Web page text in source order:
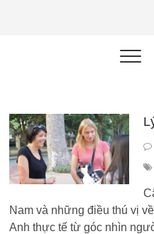
Nam và những điều thú vị
Anh thực tế từ góc nhìn